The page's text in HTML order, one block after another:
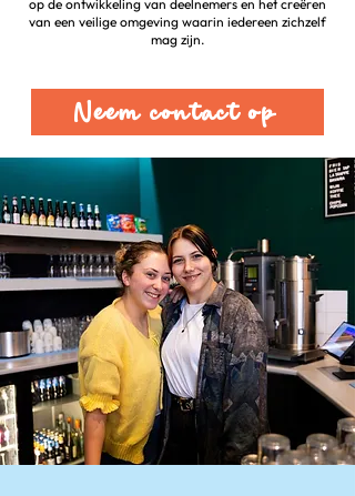
op de ontwikkeling van deelnemers en het creëren
van een veilige omgeving waarin iedereen zichzelf
mag zijn.
Neem contact op